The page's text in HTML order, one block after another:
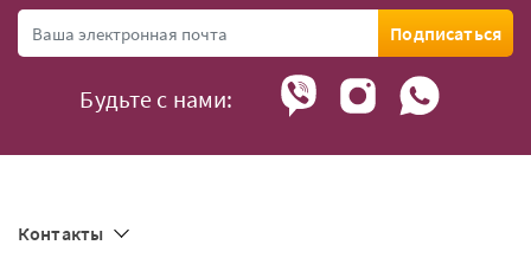
Подписаться
Будьте с нами:
Контакты